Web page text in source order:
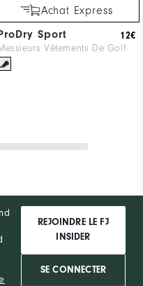
Achat Express
Sport
Vêtements De Golf
12€
REJOINDRE LE FJ
INSIDER
SE CONNECTER